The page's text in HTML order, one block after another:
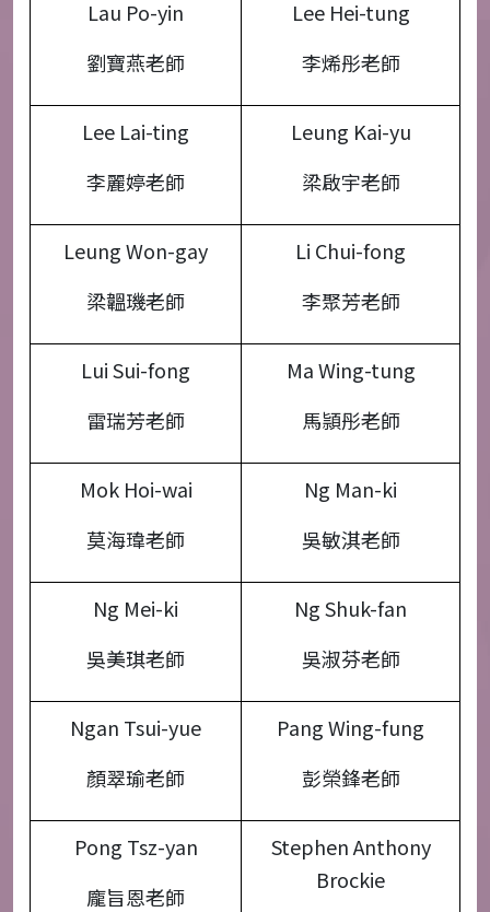
Lau Po-yin
劉寶燕老師
Lee Hei-tung
李烯彤老師
Lee Lai-ting
李麗婷老師
Leung Kai-yu
梁啟宇老師
Leung Won-gay
梁韞璣老師
Li Chui-fong
李聚芳老師
Lui Sui-fong
雷瑞芳老師
Ma Wing-tung
馬頴彤老師
Mok Hoi-wai
莫海瑋老師
Ng Man-ki
吳敏淇老師
Ng Mei-ki
吳美琪老師
Ng Shuk-fan
吳淑芬老師
Ngan Tsui-yue
顏翠瑜老師
Pang Wing-fung
彭榮鋒老師
Pong Tsz-yan
龐旨恩老師
Stephen Anthony
Brockie